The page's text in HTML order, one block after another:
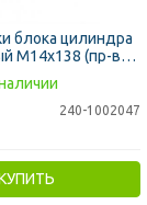
блока цилиндра
М14х138 (пр-во
240-1002047